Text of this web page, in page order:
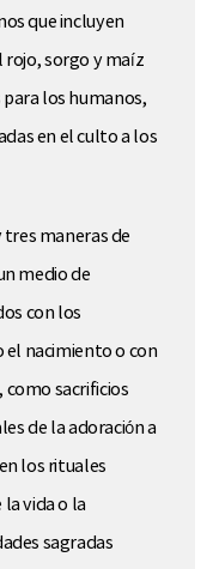
que incluyen
rojo, sorgo y maíz
los humanos,
en el culto a los
tres maneras de
medio de
con los
el nacimiento o con
sacrificios
de la adoración a
los rituales
vida o la
sagradas